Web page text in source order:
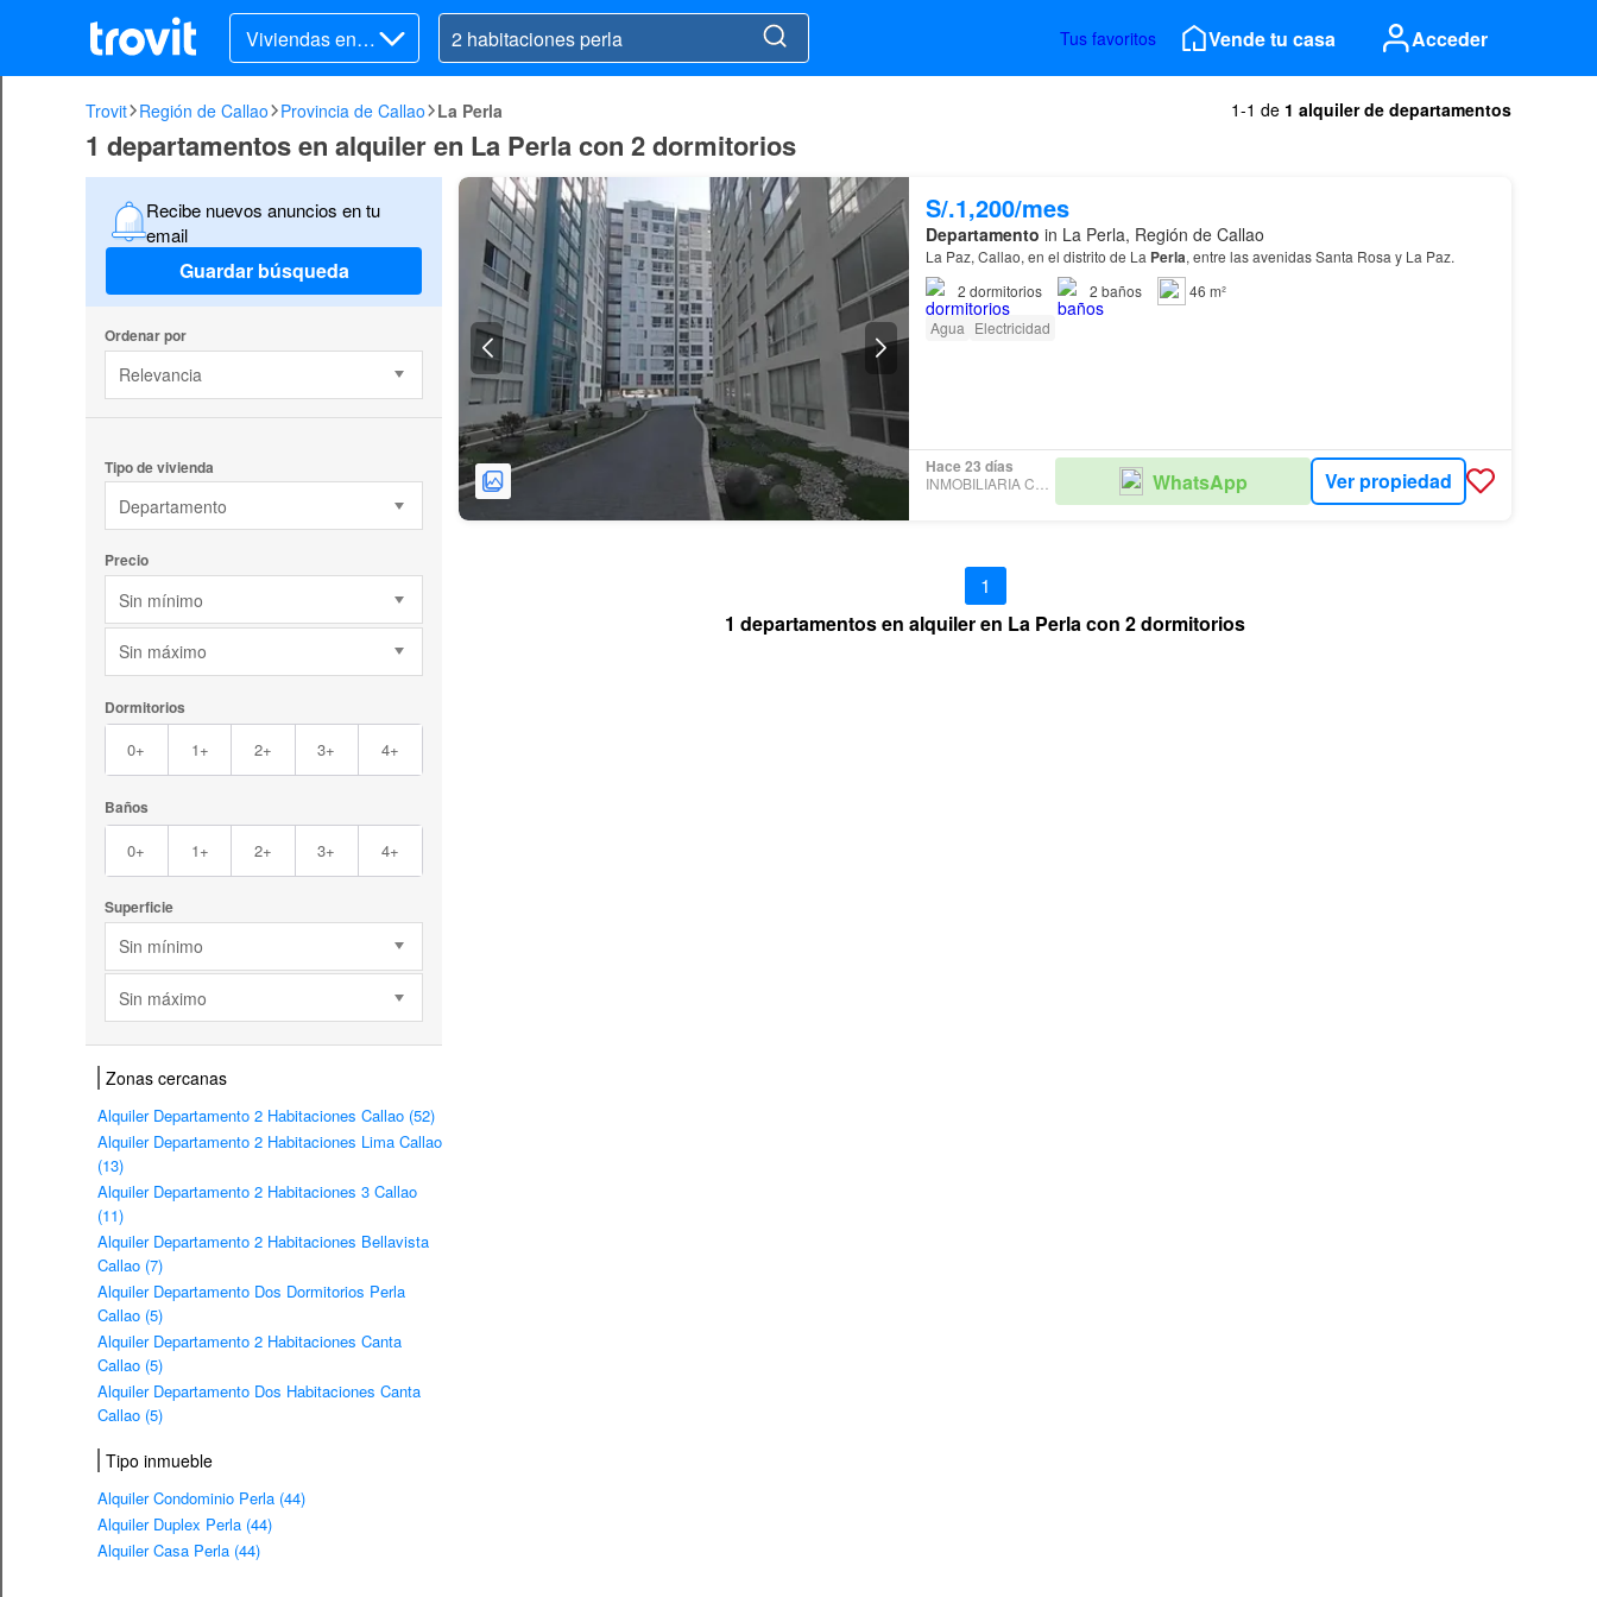
Viviendas en al
quiler
Tus favoritos Vende tu casa Acceder
Trovit Región de Callao Provincia de Callao La Perla 1-1 de 1 alquiler de departamentos
1 departamentos en alquiler en La Perla con 2 dormitorios
Recibe nuevos anuncios en tu
email
Guardar búsqueda
Ordenar por
Relevancia
Tipo de vivienda
Departamento
Precio
Sin mínimo
Sin máximo
Dormitorios
0+ 1+ 2+ 3+ 4+
Baños
0+ 1+ 2+ 3+ 4+
Superficie
Sin mínimo
Sin máximo
Zonas cercanas
Alquiler Departamento 2 Habitaciones Callao (52)
Alquiler Departamento 2 Habitaciones Lima Callao
(13)
Alquiler Departamento 2 Habitaciones 3 Callao
(11)
Alquiler Departamento 2 Habitaciones Bellavista
Callao (7)
Alquiler Departamento Dos Dormitorios Perla
Callao (5)
Alquiler Departamento 2 Habitaciones Canta
Callao (5)
Alquiler Departamento Dos Habitaciones Canta
Callao (5)
Tipo inmueble
Alquiler Condominio Perla (44)
Alquiler Duplex Perla (44)
Alquiler Casa Perla (44)
S/.1,200/mes
Departamento in La Perla, Región de Callao
La Paz, Callao, en el distrito de La Perla, entre las avenidas Santa Rosa y La Paz.
2 dormitorios 2 baños
46 m²
Agua Electricidad
Hace 23 días
INMOBILIARIA CONCEPT WhatsApp Ver propiedad
1
1 departamentos en alquiler en La Perla con 2 dormitorios